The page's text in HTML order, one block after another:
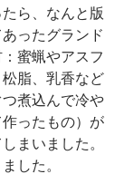
ら、なんと版
ったグランド
：蜜蝋やアスフ
松脂、乳香など
煮込んで冷や
作ったもの）が
まいました。
した。